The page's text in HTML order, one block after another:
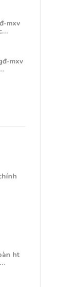
mxv
mxv
ht